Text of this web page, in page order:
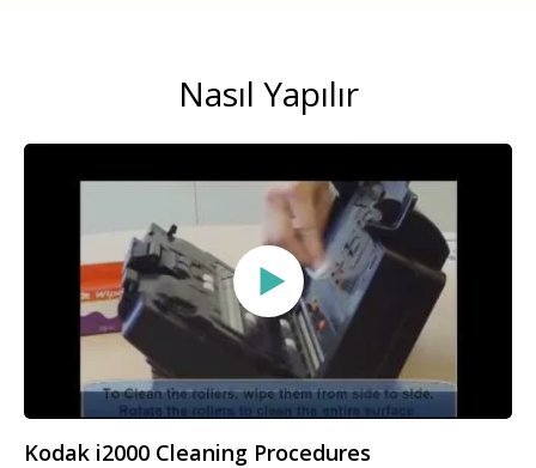
Nasıl Yapılır
Kodak i2000 Cleaning Procedures